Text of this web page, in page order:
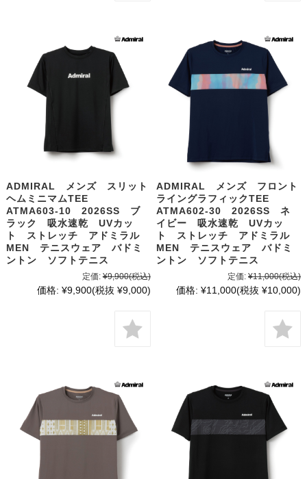
ADMIRAL メンズ スリット
ヘムミニマムTEE
ATMA603-10 2026SS ブ
ラック 吸水速乾 UVカッ
ト ストレッチ アドミラル
MEN テニスウェア バドミ
ントン ソフトテニス
定価: ¥9,900(税込)
価格: ¥9,900(税抜 ¥9,000)
ADMIRAL メンズ フロント
ライングラフィックTEE
ATMA602-30 2026SS ネ
イビー 吸水速乾 UVカッ
ト ストレッチ アドミラル
MEN テニスウェア バドミ
ントン ソフトテニス
定価: ¥11,000(税込)
価格: ¥11,000(税抜 ¥10,000)